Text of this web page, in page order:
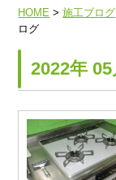
HOME >施工ブログ
ログ
2022年 05